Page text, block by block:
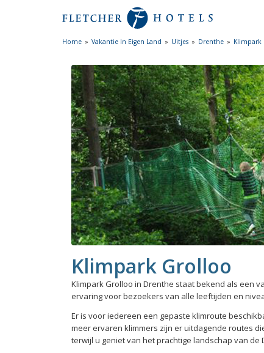
Home Vakantie In Eigen Land Uitjes Drenthe Klimpark
Klimpark Grolloo
Klimpark Grolloo in Drenthe staat bekend als een
ervaring voor bezoekers van alle leeftijden en
Er is voor iedereen een gepaste klimroute
meer ervaren klimmers zijn er uitdagende routes
terwijl u geniet van het prachtige landschap van de